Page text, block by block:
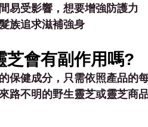
易受影響，想要增強防護力
族追求滋補強身
芝會有副作用嗎?
保健成分，只需依照產品的
路不明的野生靈芝或靈芝商